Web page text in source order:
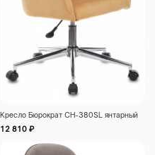
Кресло Бюрократ CH-380SL янтарный
12 810 ₽